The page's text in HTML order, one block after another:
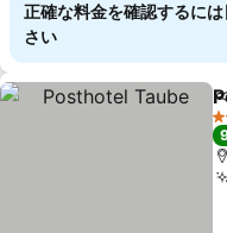
正確な料金を確認するに
さい
4